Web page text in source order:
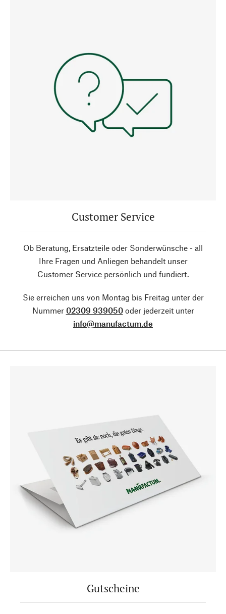
Customer Service
Ob Beratung, Ersatzteile oder Sonderwünsche - all
Ihre Fragen und Anliegen behandelt unser
Customer Service persönlich und fundiert.
Sie erreichen uns von Montag bis Freitag unter der
Nummer 02309 939050oder jederzeit unter
info@manufactum.de
Gutscheine